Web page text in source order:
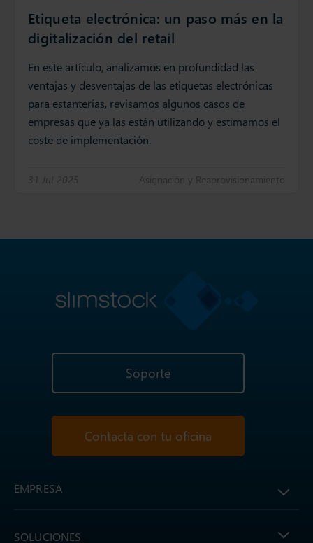
Etiqueta electrónica: un paso más en la
digitalización del retail
En este artículo, analizamos en profundidad las
ventajas y desventajas de las etiquetas electrónicas
para estanterías, revisamos algunos casos de
empresas que ya las están utilizando y estimamos el
coste de implementación.
31 Jul 2025 Asignación y Reaprovisionamiento
Soporte
Contacta con tu oficina
EMPRESA
SOLUCIONES